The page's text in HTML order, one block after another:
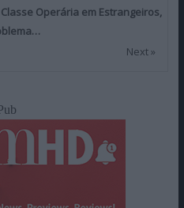
Operária em Estrangeiros,
Next »